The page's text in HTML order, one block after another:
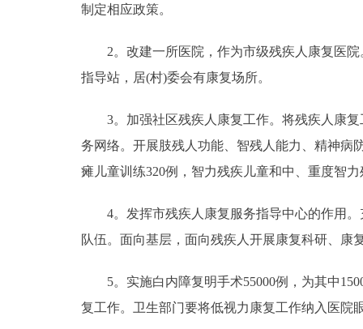
制定相应政策。
2。改建一所医院，作为市级残疾人康复医院
指导站，居(村)委会有康复场所。
3。加强社区残疾人康复工作。将残疾人康复
务网络。开展肢残人功能、智残人能力、精神病
瘫儿童训练320例，智力残疾儿童和中、重度智
4。发挥市残疾人康复服务指导中心的作用。
队伍。面向基层，面向残疾人开展康复科研、
5。实施白内障复明手术55000例，为其中
复工作。卫生部门要将低视力康复工作纳入医院